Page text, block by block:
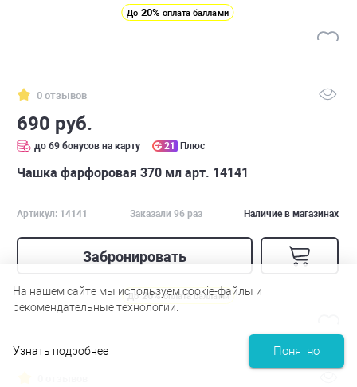
До 20% оплата баллами
0 отзывов
690 руб.
до 69 бонусов на карту 21 Плюс
Чашка фарфоровая 370 мл арт. 14141
Артикул: 14141 Заказали 96 раз Наличие в магазинах
Забронировать
До20%оплата баллами
На нашем сайте мы используем cookie-файлы и
рекомендательные технологии.
Узнать подробнее Понятно